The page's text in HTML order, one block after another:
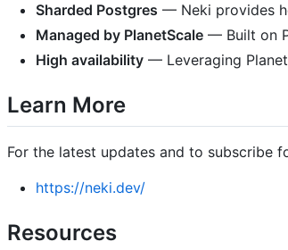
Sharded Postgres — Neki provides
Managed by PlanetScale — Built on
High availability — Leveraging
Learn More
For the latest updates and to subscribe
https://neki.dev/
Resources